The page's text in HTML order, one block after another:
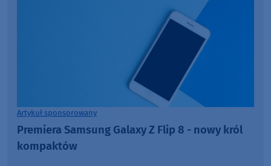
Artykuł sponsorowany
Premiera Samsung Galaxy Z Flip 8 - nowy król
kompaktów